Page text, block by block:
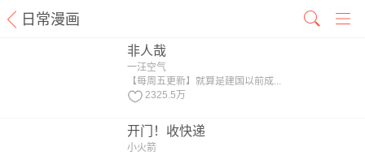
日常漫画
非人哉
一汪空气
【每周五更新】就算是建国以前成...
2325.5万
开门！收快递
小火箭